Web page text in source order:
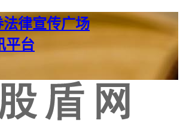
律宣传广场
平台